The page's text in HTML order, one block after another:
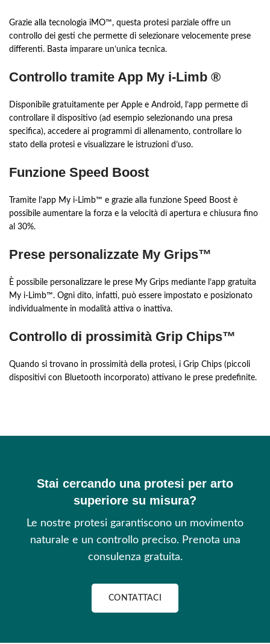
Grazie alla tecnologia iMO™, questa protesi parziale offre un
controllo dei gesti che permette di selezionare velocemente prese
differenti. Basta imparare un’unica tecnica.
Controllo tramite App My i-Limb ®
Disponibile gratuitamente per Apple e Android, l’app permette di
controllare il dispositivo (ad esempio selezionando una presa
specifica), accedere ai programmi di allenamento, controllare lo
stato della protesi e visualizzare le istruzioni d’uso.
Funzione Speed Boost
Tramite l’app My i-Limb™ e grazie alla funzione Speed Boost è
possibile aumentare la forza e la velocità di apertura e chiusura fino
al 30%.
Prese personalizzate My Grips™
È possibile personalizzare le prese My Grips mediante l’app gratuita
My i-Limb™. Ogni dito, infatti, può essere impostato e posizionato
individualmente in modalità attiva o inattiva.
Controllo di prossimità Grip Chips™
Quando si trovano in prossimità della protesi, i Grip Chips (piccoli
dispositivi con Bluetooth incorporato) attivano le prese predefinite.
Stai cercando una protesi per arto
superiore su misura?
Le nostre protesi garantiscono un movimento
naturale e un controllo preciso. Prenota una
consulenza gratuita.
CONTATTACI